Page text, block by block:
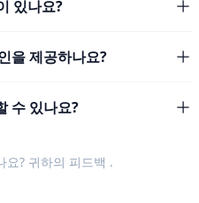
있나요?
을 제공하나요?
수 있나요?
요? 귀하의 피드백 .